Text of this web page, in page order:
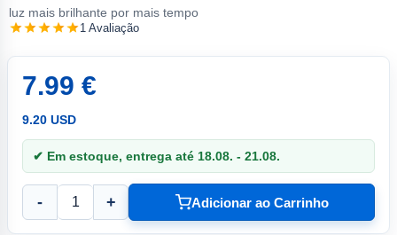
luz mais brilhante por mais tempo
1 Avaliação
7.99 €
9.20 USD
✔ Em estoque, entrega até 18.08. - 21.08.
- + Adicionar ao Carrinho